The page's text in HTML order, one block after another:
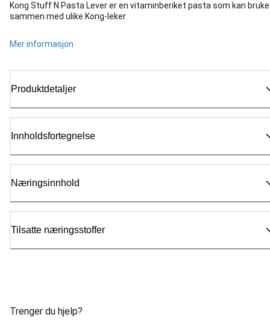
Kong Stuff N Pasta Lever er en vitaminberiket pasta som kan
sammen med ulike Kong-leker
Mer informasjon
Produktdetaljer
Innholdsfortegnelse
Næringsinnhold
Tilsatte næringsstoffer
Trenger du hjelp?